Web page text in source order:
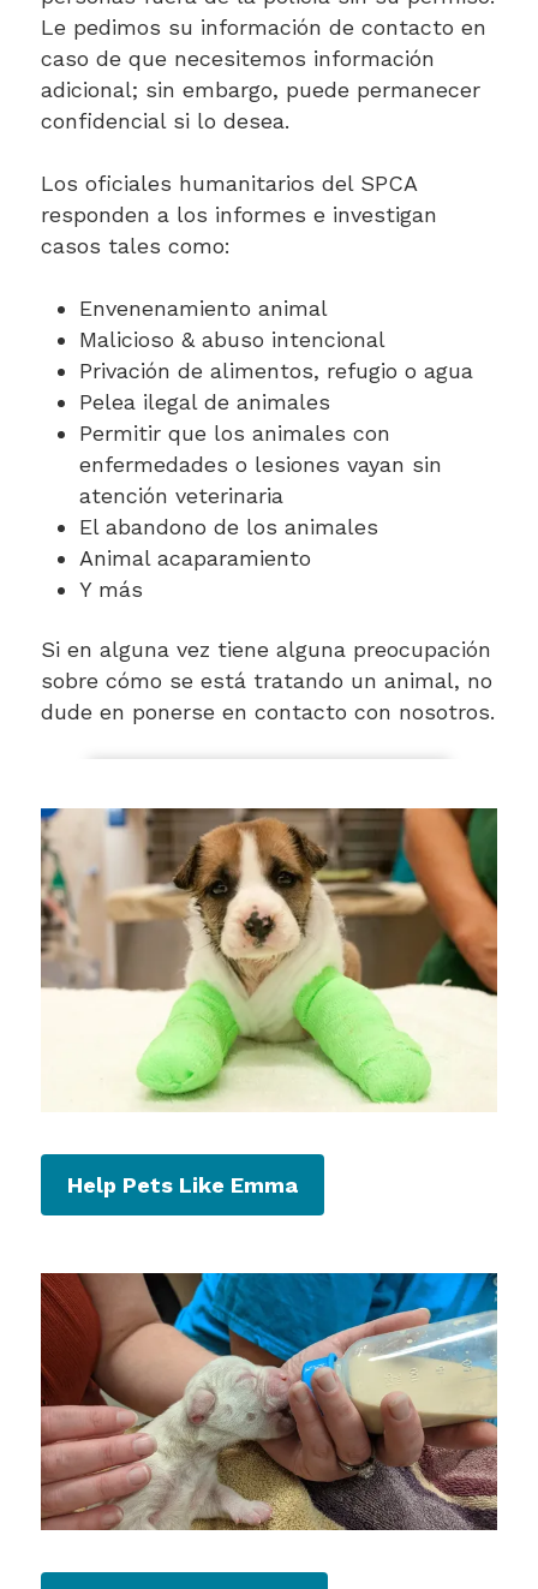
Le pedimos su información de contacto en
caso de que necesitemos información
adicional; sin embargo, puede permanecer
confidencial si lo desea.
Los oficiales humanitarios del SPCA
responden a los informes e investigan
casos tales como:
Envenenamiento animal
Malicioso & abuso intencional
Privación de alimentos, refugio o agua
Pelea ilegal de animales
Permitir que los animales con
enfermedades o lesiones vayan sin
atención veterinaria
El abandono de los animales
Animal acaparamiento
Y más
Si en alguna vez tiene alguna preocupación
sobre cómo se está tratando un animal, no
dude en ponerse en contacto con nosotros.
Help Pets Like Emma